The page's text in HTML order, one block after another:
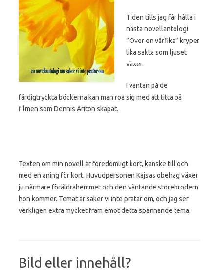
Tiden tills jag får hålla i
nästa novellantologi
”Över en vårfika” kryper
lika sakta som ljuset
växer.
I väntan på de
färdigtryckta böckerna kan man roa sig med att titta på
filmen som Dennis Ariton skapat.
Texten om min novell är föredömligt kort, kanske till och
med en aning för kort. Huvudpersonen Kajsas obehag växer
ju närmare föräldrahemmet och den väntande storebrodern
hon kommer. Temat är saker vi inte pratar om, och jag ser
verkligen extra mycket fram emot detta spännande tema.
Bild eller innehåll?